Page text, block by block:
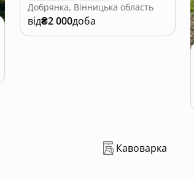
Добрянка, Вінницька область
від₴2 000доба
Кавоварка